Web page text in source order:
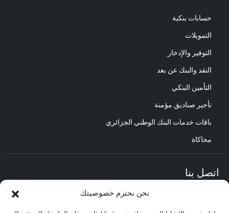
نحن نحترم خصوصيتك
حسابات بنكية
التمويلات
التوفير والإدخار
النقد والبنك عن بعد
التأمين البنكي
تأجير صناديق مؤمنة
باقات خدمات البنك الوطني الجزائري
محاكاة
اتصل بنا